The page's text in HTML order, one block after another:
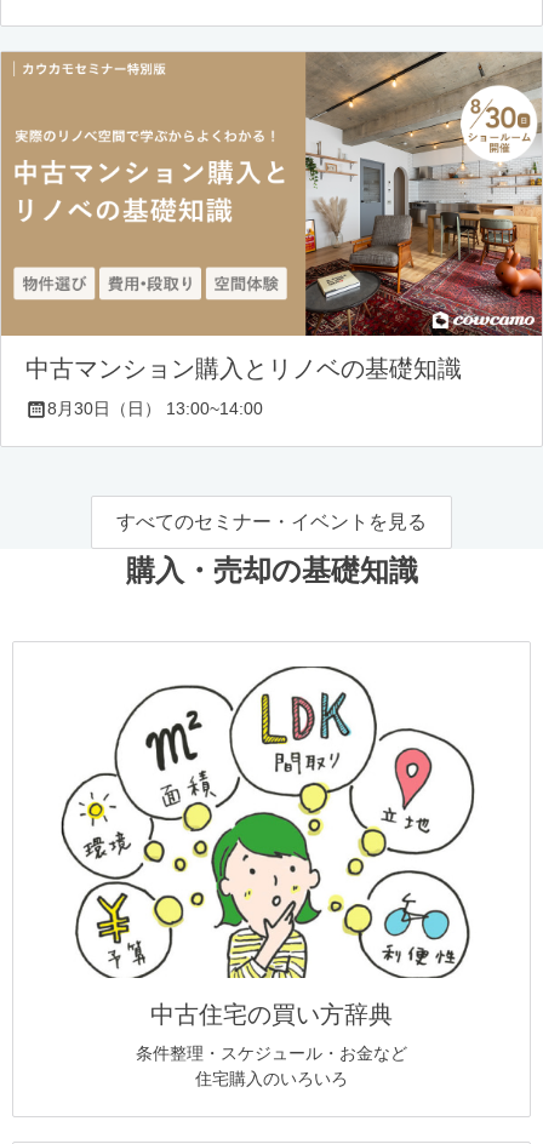
中古マンション購入とリノベの基礎知識
8月30日（日） 13:00~14:00
すべてのセミナー・イベントを見る
購入・売却の基礎知識
中古住宅の買い方辞典
条件整理・スケジュール・お金など
住宅購入のいろいろ